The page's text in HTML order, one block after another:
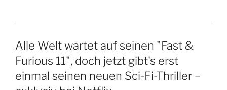
Alle Welt wartet auf seinen "Fast &
Furious 11", doch jetzt gibt's erst
einmal seinen neuen Sci-Fi-Thriller –